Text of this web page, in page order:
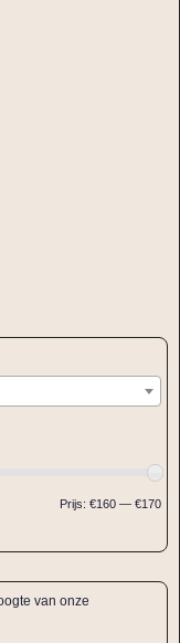
Prijs: €160 — €170
van onze